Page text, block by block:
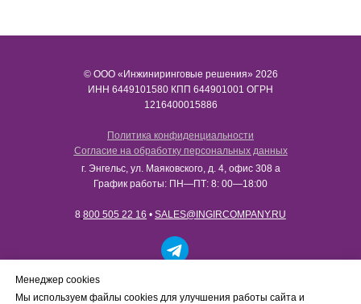
Менеджер cookies
Мы используем файлы cookies для улучшения работы сайта и
© ООО «Инжиниринговые решения» 2026
ИНН​​​​​​​ 6449101580 КПП 644901001 ОГРН
1216400015886
Политика конфиденциальности
Согласие на обработку персональных данных
Работаем только с юридическими лицами в рамках
B2B-сотрудничества. Сайт носит информационный
г. Энгельс, ул. Маяковского, д. 4, офис 308 а
График работы: ПН—ПТ: 8: 00—18:00
8 800 505 22 16 • SALES@INGIRCOMPANY.RU